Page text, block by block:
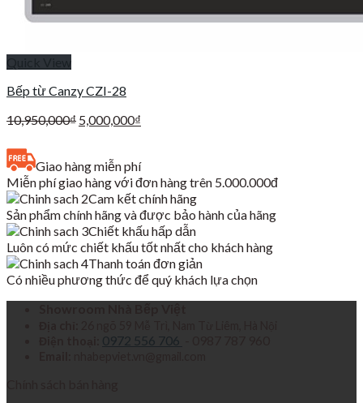
Bếp từ Canzy CZI-28
10,950,000₫ Giá
10,950,000₫.
5,000,000₫
là:
5,000,000₫.
Giao hàng miễn phí
Miễn phí giao hàng với đơn hàng trên 5.000.000đ
Cam kết chính hãng
Sản phẩm chính hãng và được bảo hành của hãng
Chiết khấu hấp dẫn
Luôn có mức chiết khấu tốt nhất cho khách hàng
Thanh toán đơn giản
Có nhiều phương thức để quý khách lựa chọn
0972 556 706